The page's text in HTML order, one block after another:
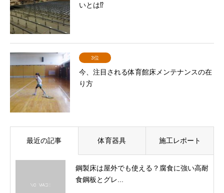
いとは⁉
3位
今、注目される体育館床メンテナンスの在
り方
最近の記事 体育器具 施工レポート
鋼製床は屋外でも使える？腐食に強い高耐
食鋼板とグレ...